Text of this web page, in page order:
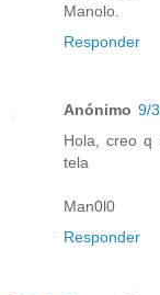
Manolo.
Responder
Anónimo 9/
Hola, creo q
tela
Man0l0
Responder